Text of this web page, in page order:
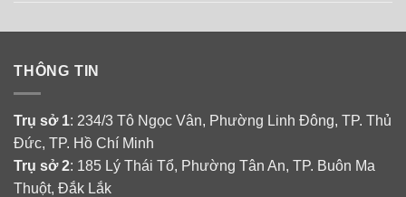
THÔNG TIN
Trụ sở 1: 234/3 Tô Ngọc Vân, Phường Linh Đông, TP. Thủ
Đức, TP. Hồ Chí Minh
Trụ sở 2: 185 Lý Thái Tổ, Phường Tân An, TP. Buôn Ma
Thuột, Đắk Lắk